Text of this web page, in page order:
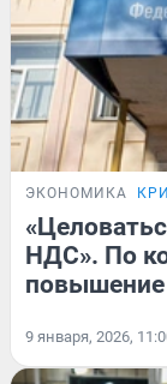
ЭКОНОМИКА
НДС». По
повышение
9 января, 2026,